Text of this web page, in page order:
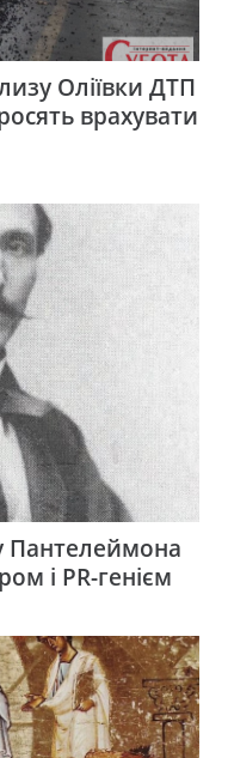
Оліївки ДТП
врахувати
Пантелеймона
і PR-генієм